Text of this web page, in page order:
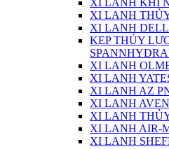
XI LANH KHÍ
XI LANH
XI LANH
KẸP THỦY
XI LANH
XI LANH
XI LANH AZ
XI LANH
XI LANH
XI LANH AIR-
XI LANH